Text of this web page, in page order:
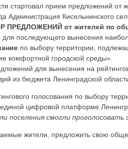
стартовал прием предложений от
Администрация Кисельнинского
ПРЕДЛОЖЕНИЙ от жителей по
для последующего вынесения
по выбору территории,
комфортной городской среды».
для вынесения на
из бюджета Ленинградской
голосования по выбору
цифровой платформе
поселения смогли
жители, предложить свою